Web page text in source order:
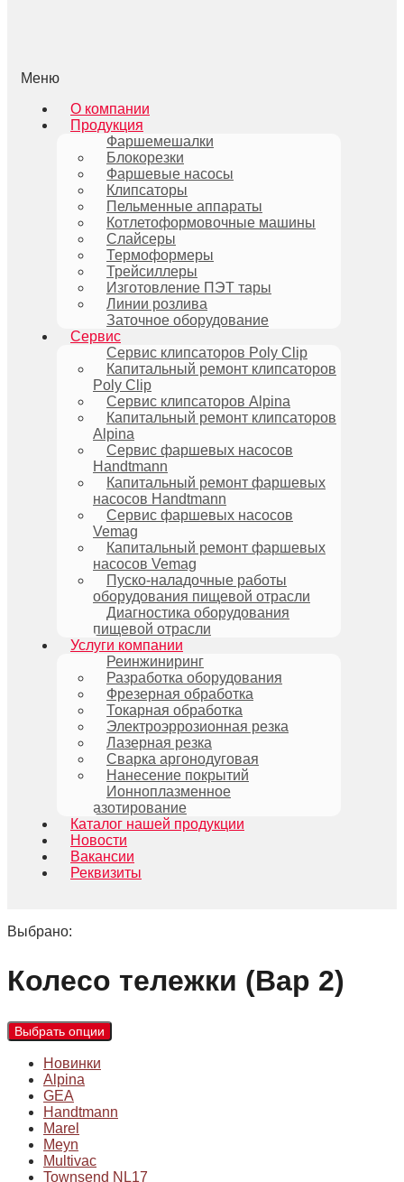
Меню
О компании
Продукция
Фаршемешалки
Блокорезки
Фаршевые насосы
Клипсаторы
Пельменные аппараты
Котлетоформовочные машины
Слайсеры
Термоформеры
Трейсиллеры
Изготовление ПЭТ тары
Линии розлива
Заточное оборудование
Сервис
Сервис клипсаторов Poly Clip
Капитальный ремонт клипсаторов
Poly Clip
Сервис клипсаторов Alpina
Капитальный ремонт клипсаторов
Alpina
Сервис фаршевых насосов
Handtmann
Капитальный ремонт фаршевых
насосов Handtmann
Сервис фаршевых насосов
Vemag
Капитальный ремонт фаршевых
насосов Vemag
Пуско-наладочные работы
оборудования пищевой отрасли
Диагностика оборудования
пищевой отрасли
Услуги компании
Реинжиниринг
Разработка оборудования
Фрезерная обработка
Токарная обработка
Электроэррозионная резка
Лазерная резка
Сварка аргонодуговая
Нанесение покрытий
Ионноплазменное
азотирование
Каталог нашей продукции
Новости
Вакансии
Реквизиты
Выбрано:
Колесо тележки (Вар 2)
Выбрать опции
Новинки
Alpina
GEA
Handtmann
Marel
Meyn
Multivac
Townsend NL17